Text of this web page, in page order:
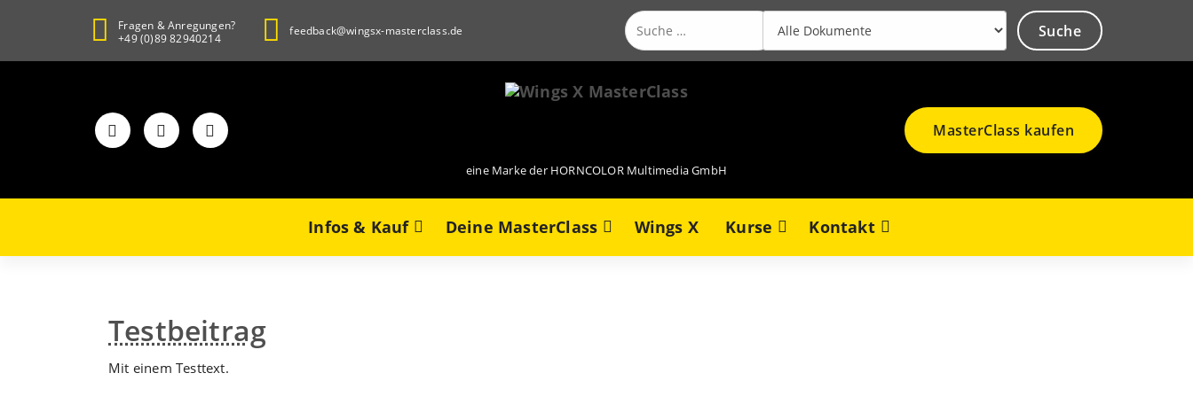
Fragen & Anregungen?
+49 (0)89 82940214
feedback@wingsx-masterclass.de
Suche
eine Marke der HORNCOLOR Multimedia GmbH
MasterClass kaufen
Infos & Kauf Deine MasterClass Wings X Kurse Kontakt
Testbeitrag
Mit einem Testtext.